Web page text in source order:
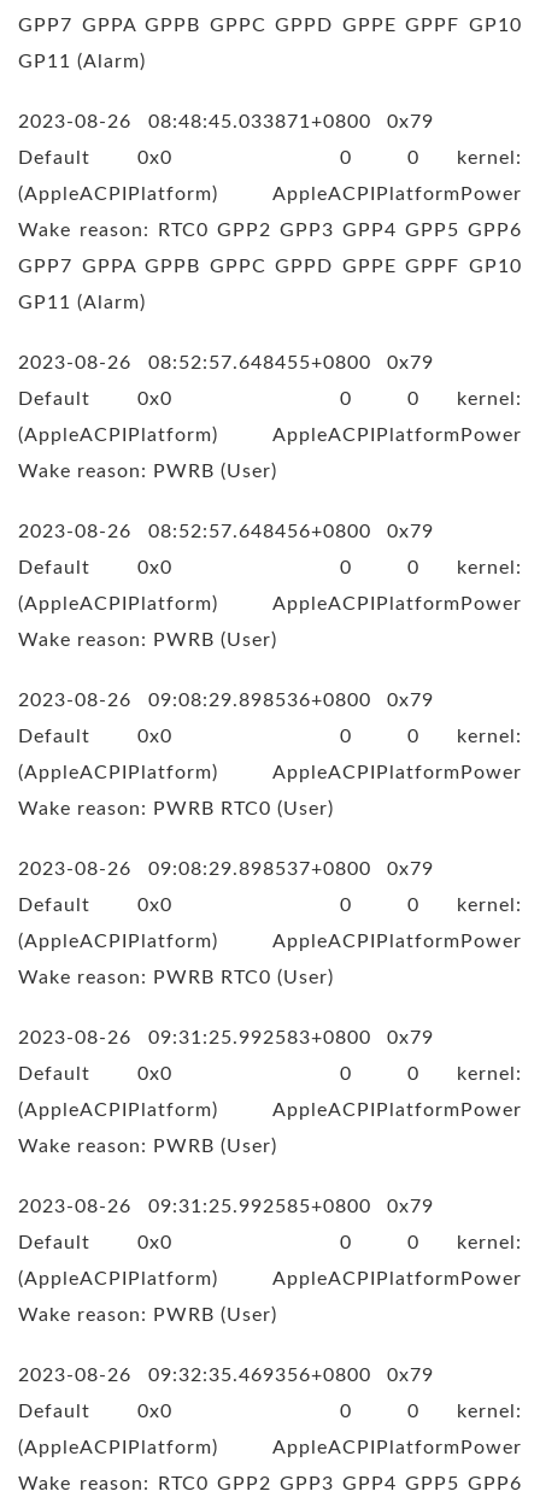
GPP7 GPPA GPPB GPPC GPPD GPPE GPPF GP10
GP11 (Alarm)
2023-08-26 08:48:45.033871+0800 0x79
Default 0x0 0 0 kernel:
(AppleACPIPlatform) AppleACPIPlatformPower
Wake reason: RTC0 GPP2 GPP3 GPP4 GPP5 GPP6
GPP7 GPPA GPPB GPPC GPPD GPPE GPPF GP10
GP11 (Alarm)
2023-08-26 08:52:57.648455+0800 0x79
Default 0x0 0 0 kernel:
(AppleACPIPlatform) AppleACPIPlatformPower
Wake reason: PWRB (User)
2023-08-26 08:52:57.648456+0800 0x79
Default 0x0 0 0 kernel:
(AppleACPIPlatform) AppleACPIPlatformPower
Wake reason: PWRB (User)
2023-08-26 09:08:29.898536+0800 0x79
Default 0x0 0 0 kernel:
(AppleACPIPlatform) AppleACPIPlatformPower
Wake reason: PWRB RTC0 (User)
2023-08-26 09:08:29.898537+0800 0x79
Default 0x0 0 0 kernel:
(AppleACPIPlatform) AppleACPIPlatformPower
Wake reason: PWRB RTC0 (User)
2023-08-26 09:31:25.992583+0800 0x79
Default 0x0 0 0 kernel:
(AppleACPIPlatform) AppleACPIPlatformPower
Wake reason: PWRB (User)
2023-08-26 09:31:25.992585+0800 0x79
Default 0x0 0 0 kernel:
(AppleACPIPlatform) AppleACPIPlatformPower
Wake reason: PWRB (User)
2023-08-26 09:32:35.469356+0800 0x79
Default 0x0 0 0 kernel:
(AppleACPIPlatform) AppleACPIPlatformPower
Wake reason: RTC0 GPP2 GPP3 GPP4 GPP5 GPP6